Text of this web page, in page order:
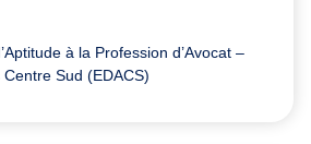
à la Profession d’Avocat –
Sud (EDACS)